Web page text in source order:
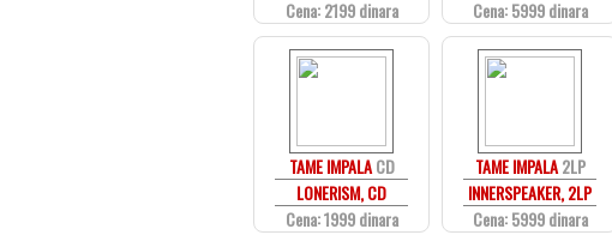
Cena: 2199 dinara
Cena: 5999 dinara
TAME IMPALACD
LONERISM, CD
Cena: 1999 dinara
TAME IMPALA2LP
INNERSPEAKER, 2LP
Cena: 5999 dinara